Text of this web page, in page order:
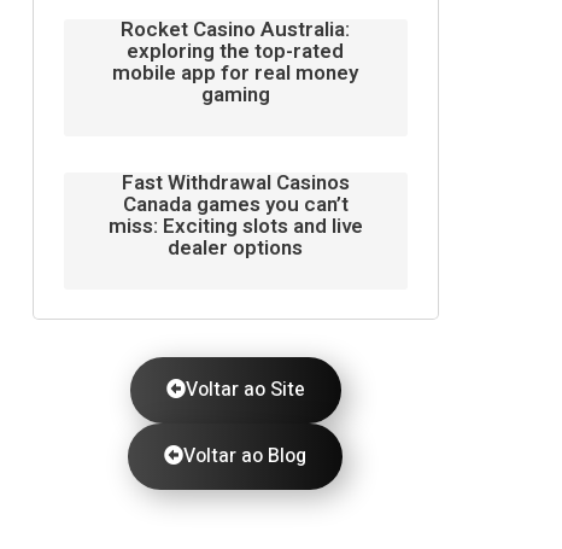
Rocket Casino Australia:
exploring the top-rated
mobile app for real money
gaming
Fast Withdrawal Casinos
Canada games you can’t
miss: Exciting slots and live
dealer options
Voltar ao Site
Voltar ao Blog